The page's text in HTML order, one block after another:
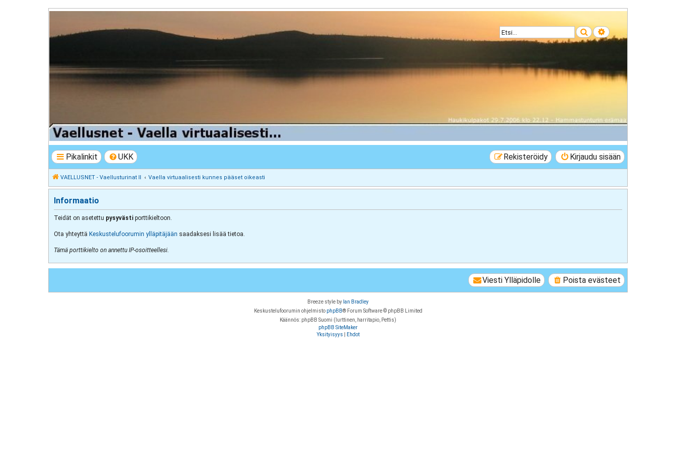
Etsi Tarkennettu haku
VAELLUSNET - Vaellusturinat II
Keskustelua vaeltamisesta ja Lapista
Pikalinkit UKK Kirjaudu sisään
Rekisteröidy
VAELLUSNET - Vaellusturinat II Vaella virtuaalisesti kunnes pääset oikeasti
Informaatio
Teidät on asetettu pysyvästi porttikieltoon.
Ota yhteyttä Keskustelufoorumin ylläpitäjään saadaksesi lisää tietoa.
Tämä porttikielto on annettu IP-osoitteellesi.
Poista evästeet
Viesti Ylläpidolle
Breeze style by Ian Bradley
Keskustelufoorumin ohjelmisto phpBB® Forum Software © phpBB Limited
Käännös: phpBB Suomi (lurttinen, harritapio, Pettis)
phpBB SiteMaker
Yksityisyys
Ehdot